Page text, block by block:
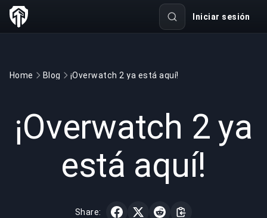
Iniciar sesión
Home Blog ¡Overwatch 2 ya está aquí!
¡Overwatch 2 ya
está aquí!
Share: